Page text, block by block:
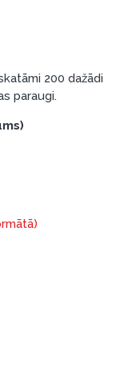
tā persona,
līgumā.
iepazīties ar
aizņemties,
200 dažādi
paraugi.